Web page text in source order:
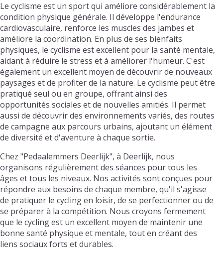
Le cyclisme est un sport qui améliore considérablement la
condition physique générale. Il développe l'endurance
cardiovasculaire, renforce les muscles des jambes et
améliore la coordination. En plus de ses bienfaits
physiques, le cyclisme est excellent pour la santé mentale,
aidant à réduire le stress et à améliorer l'humeur. C'est
également un excellent moyen de découvrir de nouveaux
paysages et de profiter de la nature. Le cyclisme peut être
pratiqué seul ou en groupe, offrant ainsi des
opportunités sociales et de nouvelles amitiés. Il permet
aussi de découvrir des environnements variés, des routes
de campagne aux parcours urbains, ajoutant un élément
de diversité et d'aventure à chaque sortie.
Chez "Pedaalemmers Deerlijk", à Deerlijk, nous
organisons régulièrement des séances pour tous les
âges et tous les niveaux. Nos activités sont conçues pour
répondre aux besoins de chaque membre, qu'il s'agisse
de pratiquer le cycling en loisir, de se perfectionner ou de
se préparer à la compétition. Nous croyons fermement
que le cycling est un excellent moyen de maintenir une
bonne santé physique et mentale, tout en créant des
liens sociaux forts et durables.